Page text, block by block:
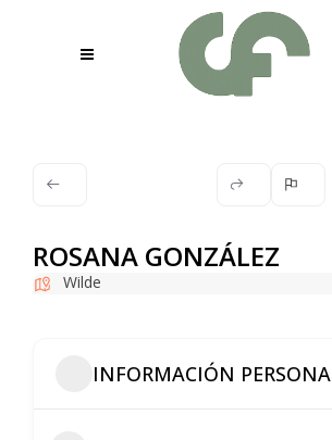
ROSANA GONZÁLEZ
Wilde
INFORMACIÓN